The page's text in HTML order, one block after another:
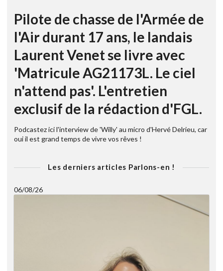
Pilote de chasse de l'Armée de
l'Air durant 17 ans, le landais
Laurent Venet se livre avec
'Matricule AG21173L. Le ciel
n'attend pas'. L'entretien
exclusif de la rédaction d'FGL.
Podcastez ici l'interview de 'Willy' au micro d'Hervé Delrieu, car
oui il est grand temps de vivre vos rêves !
Les derniers articles Parlons-en !
06/08/26